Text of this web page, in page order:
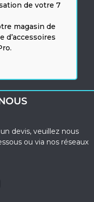
de votre 7
magasin de
d’accessoires
devis, veuillez nous
ou via nos réseaux